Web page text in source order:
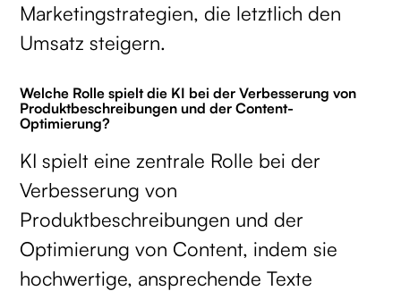
Marketingstrategien, die letztlich den
Umsatz steigern.
Welche Rolle spielt die KI bei der Verbesserung von
Produktbeschreibungen und der Content-
Optimierung?
KI spielt eine zentrale Rolle bei der
Verbesserung von
Produktbeschreibungen und der
Optimierung von Content, indem sie
hochwertige, ansprechende Texte